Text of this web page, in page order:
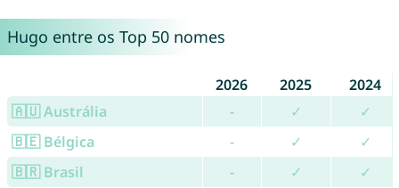
Hugo entre os Top 50 nomes
2026 2025
2024
🇦🇺 Austrália
- ✓
✓
🇧🇪 Bélgica
- ✓
✓
🇧🇷 Brasil
- ✓
✓